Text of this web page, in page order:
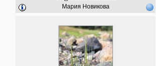
Мария Новикова